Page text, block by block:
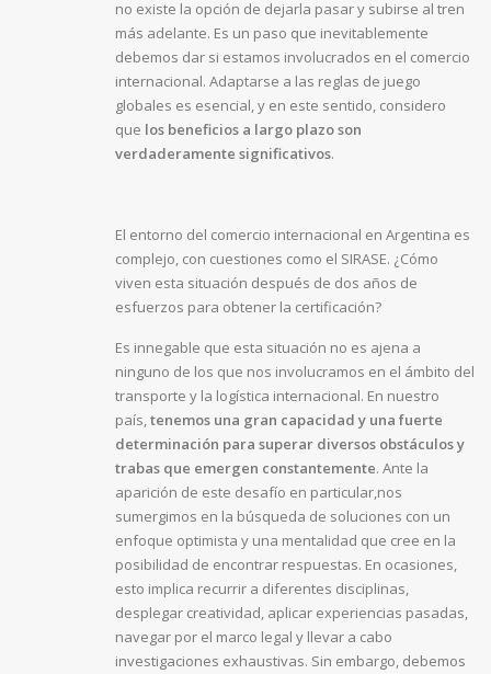
no existe la opción de dejarla pasar y subirse al tren
más adelante. Es un paso que inevitablemente
debemos dar si estamos involucrados en el comercio
internacional. Adaptarse a las reglas de juego
globales es esencial, y en este sentido, considero
que los beneficios a largo plazo son
verdaderamente significativos.
El entorno del comercio internacional en Argentina es
complejo, con cuestiones como el SIRASE. ¿Cómo
viven esta situación después de dos años de
esfuerzos para obtener la certificación?
Es innegable que esta situación no es ajena a
ninguno de los que nos involucramos en el ámbito del
transporte y la logística internacional. En nuestro
país,tenemos una gran capacidad y una fuerte
determinación para superar diversos obstáculos y
trabas que emergen constantemente. Ante la
aparición de este desafío en particular,nos
sumergimos en la búsqueda de soluciones con un
enfoque optimista y una mentalidad que cree en la
posibilidad de encontrar respuestas. En ocasiones,
esto implica recurrir a diferentes disciplinas,
desplegar creatividad, aplicar experiencias pasadas,
navegar por el marco legal y llevar a cabo
investigaciones exhaustivas. Sin embargo, debemos